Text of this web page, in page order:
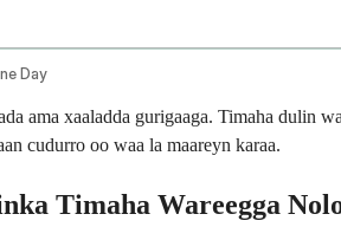
Day
ama xaaladda gurigaaga. Timaha dulin
cudurro oo waa la maareyn karaa.
Timaha Wareegga